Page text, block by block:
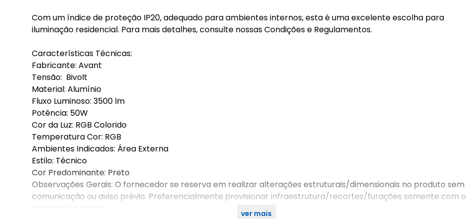
Com um índice de proteção IP20, adequado para ambientes internos, esta é uma excelente escolha para
iluminação residencial. Para mais detalhes, consulte nossas Condições e Regulamentos.
Características Técnicas:
Fabricante: Avant
Tensão: Bivolt
Material: Alumínio
Fluxo Luminoso: 3500 lm
Potência: 50W
Cor da Luz: RGB Colorido
Temperatura Cor: RGB
Ambientes Indicados: Área Externa
Estilo: Técnico
Cor Predominante: Preto
Observações Gerais: O fornecedor se reserva em realizar alterações estruturais/dimensionais no produto sem
comunicação ou aviso prévio. Preferencialmente provisionar infraestrutura/recortes/furações somente com o
produto em mãos.
ver mais